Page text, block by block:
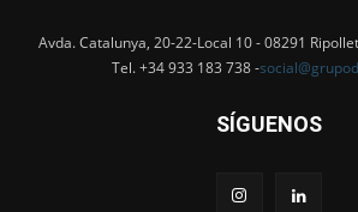
Avda. Catalunya, 20-22-Local 10 - 08291
Tel. +34 933 183 738 -
SÍGUENOS